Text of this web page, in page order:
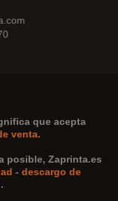
que acepta
venta.
posible, Zaprinta.es
- descargo de
.